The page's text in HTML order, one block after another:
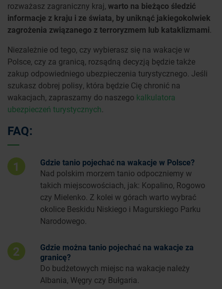
rozważasz zagraniczny kraj, warto na bieżąco śledzić
informacje z kraju i ze świata, by uniknąć jakiegokolwiek
zagrożenia związanego z terroryzmem lub kataklizmami.
Niezależnie od tego, czy wybierasz się na wakacje w
Polsce, czy za granicą, rozsądną decyzją będzie także
zakup odpowiedniego ubezpieczenia turystycznego. Jeśli
szukasz dobrej polisy, która będzie Cię chronić na
wakacjach, zapraszamy do naszego kalkulatora
ubezpieczeń turystycznych.
FAQ:
1
Gdzie tanio pojechać na wakacje w Polsce?
Nad polskim morzem tanio odpoczniemy w
takich miejscowościach, jak: Kopalino, Rogowo
czy Mielenko. Z kolei w górach warto wybrać
okolice Beskidu Niskiego i Magurskiego Parku
Narodowego.
2
Gdzie można tanio pojechać na wakacje za
granicę?
Do budżetowych miejsc na wakacje należy
Albania, Węgry czy Bułgaria.